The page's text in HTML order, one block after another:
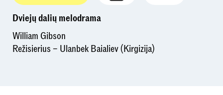
Dviejų dalių melodrama
William Gibson
Režisierius – Ulanbek Baialiev (Kirgizija)